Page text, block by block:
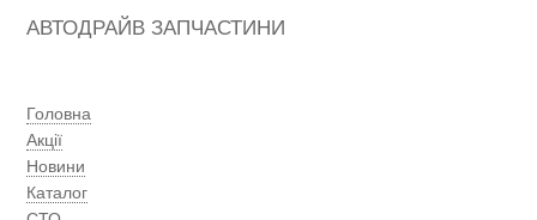
АВТОДРАЙВ ЗАПЧАСТИНИ
Головна
Акції
Новини
Каталог